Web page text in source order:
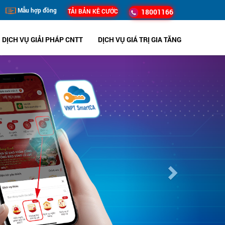
Mẫu hợp đồng TẢI BẢN KÊ CƯỚC 18001166
DỊCH VỤ GIẢI PHÁP CNTT DỊCH VỤ GIÁ TRỊ GIA TĂNG